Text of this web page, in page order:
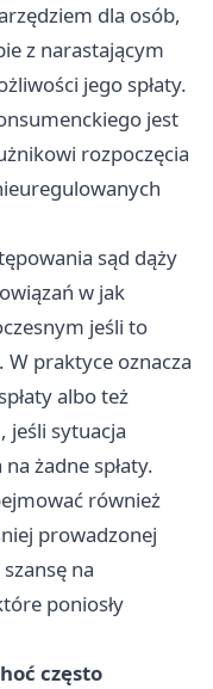
dla osób,
z narastającym
jego spłaty.
jest
rozpoczęcia
sąd dąży
w jak
jeśli to
praktyce oznacza
albo też
jeśli sytuacja
żadne spłaty.
również
prowadzonej
na
poniosły
często